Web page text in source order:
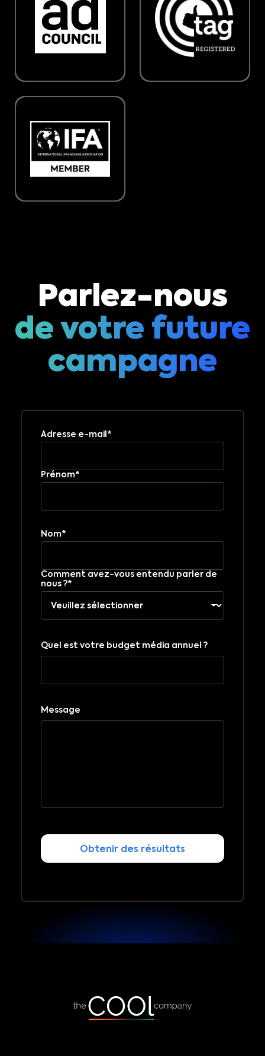
Parlez-nous
de votre future
campagne
Adresse e-mail*
Prénom*
Nom*
Comment avez-vous entendu parler de
nous ?*
Quel est votre budget média annuel ?
Message